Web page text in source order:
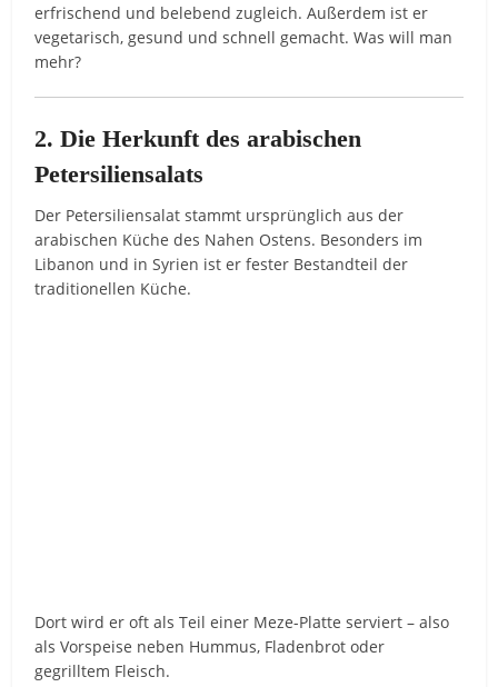
erfrischend und belebend zugleich. Außerdem ist er
vegetarisch, gesund und schnell gemacht. Was will man
mehr?
2. Die Herkunft des arabischen
Petersiliensalats
Der Petersiliensalat stammt ursprünglich aus der
arabischen Küche des Nahen Ostens. Besonders im
Libanon und in Syrien ist er fester Bestandteil der
traditionellen Küche.
Dort wird er oft als Teil einer Meze-Platte serviert – also
als Vorspeise neben Hummus, Fladenbrot oder
gegrilltem Fleisch.